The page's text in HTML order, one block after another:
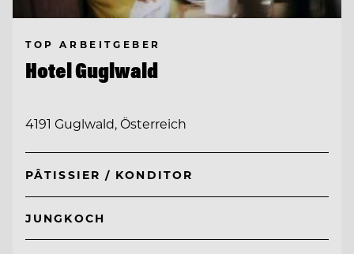
TOP ARBEITGEBER
Hotel Guglwald
4191 Guglwald, Österreich
PÂTISSIER / KONDITOR
JUNGKOCH